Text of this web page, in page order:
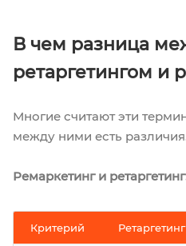
В чем разница
ретаргетингом и
Многие считают эти
между ними есть
Ремаркетинг и
Критерий Ретаргетинг